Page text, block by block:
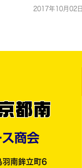
2017年10月02日
南鉾立町6